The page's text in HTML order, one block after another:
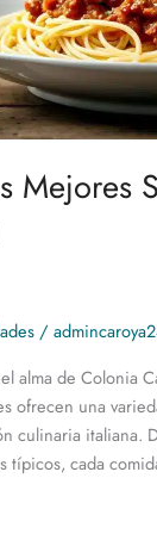
Mejores
/
alma de Colonia
ofrecen una
culinaria italiana.
típicos, cada